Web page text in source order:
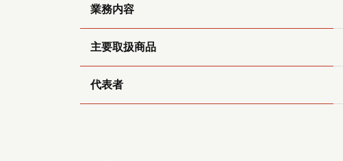
業務内容
主要取扱商品
代表者